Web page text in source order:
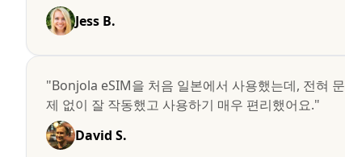
Jess B.
"Bonjola eSIM을 처음 일본에서 사용했는데, 전혀 문
제 없이 잘 작동했고 사용하기 매우 편리했어요."
David S.